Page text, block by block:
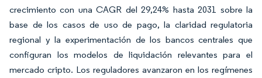
crecimiento con una CAGR del 29,24% hasta 2031 sobre la
base de los casos de uso de pago, la claridad regulatoria
regional y la experimentación de los bancos centrales que
configuran los modelos de liquidación relevantes para el
mercado cripto. Los reguladores avanzaron en los regímenes